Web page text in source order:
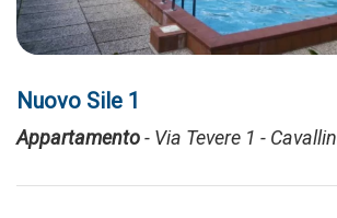
Nuovo Sile 1
Appartamento- Via Tevere 1 -